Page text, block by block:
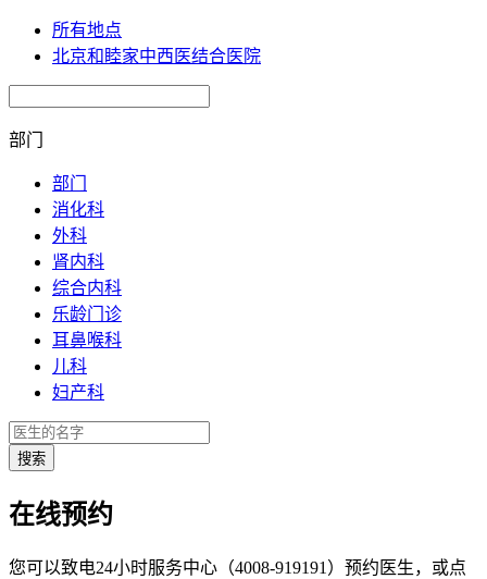
所有地点
北京和睦家中西医结合医院
部门
部门
消化科
外科
肾内科
综合内科
乐龄门诊
耳鼻喉科
儿科
妇产科
在线预约
您可以致电24小时服务中心（4008-919191）预约医生，或点